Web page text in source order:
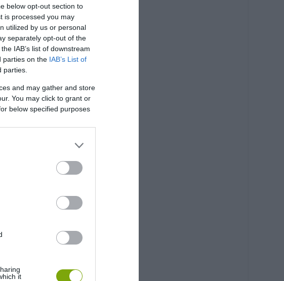
below opt-out section to
is processed you may
utilized by us or personal
separately opt-out of the
IAB’s list of downstream
parties on the IAB’s List of
parties.
and may gather and store
You may click to grant or
below specified purposes
it